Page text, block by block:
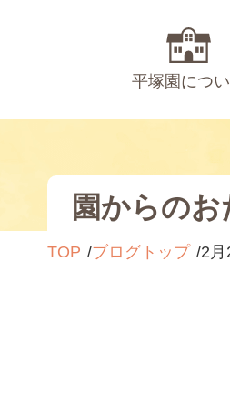
平塚園につ
園からのお
TOP ブログトップ 2